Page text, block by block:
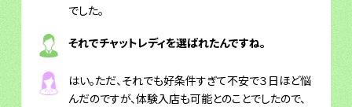
でした。
それでチャットレディを選ばれたんですね。
はい。ただ、それでも好条件すぎて不安で３日ほど悩
んだのですが、体験入店も可能とのことでしたので、